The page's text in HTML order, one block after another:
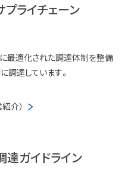
プライチェーン
最適化された調達体制を整備
調達しています。
介）
ガイドライン